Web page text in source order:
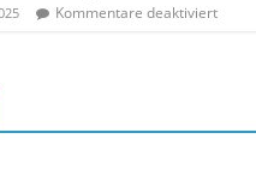
Kommentare deaktiviert